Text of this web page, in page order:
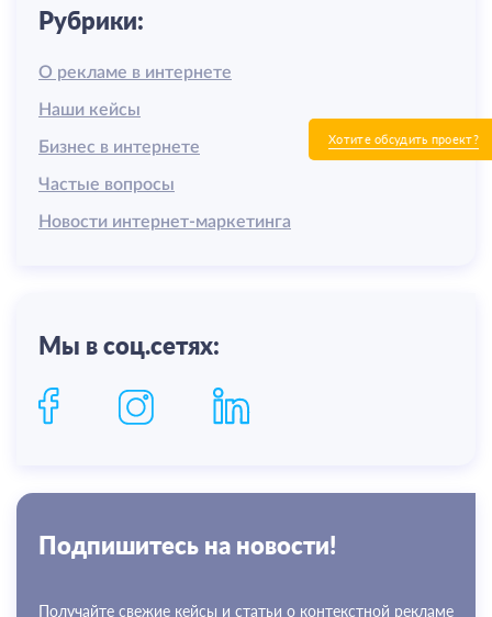
Хотите обсудить проект?
Рубрики:
О рекламе в интернете
Наши кейсы
Бизнес в интернете
Частые вопросы
Новости интернет-маркетинга
Мы в соц.сетях:
Подпишитесь на новости!
Получайте свежие кейсы и статьи о контекстной рекламе